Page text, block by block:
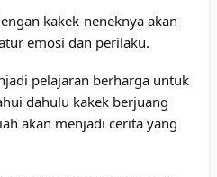
kakek-neneknya akan
emosi dan perilaku.
pelajaran berharga untuk
dahulu kakek berjuang
akan menjadi cerita yang